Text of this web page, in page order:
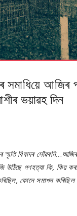
সমাধিয়েআজিৰ
ভয়াৱহ দিন
বিষাদৰ সোঁৱৰনি...
উঠিছে গণহত্যা কি, কিয়
কোনে সমাপন কৰিছিল